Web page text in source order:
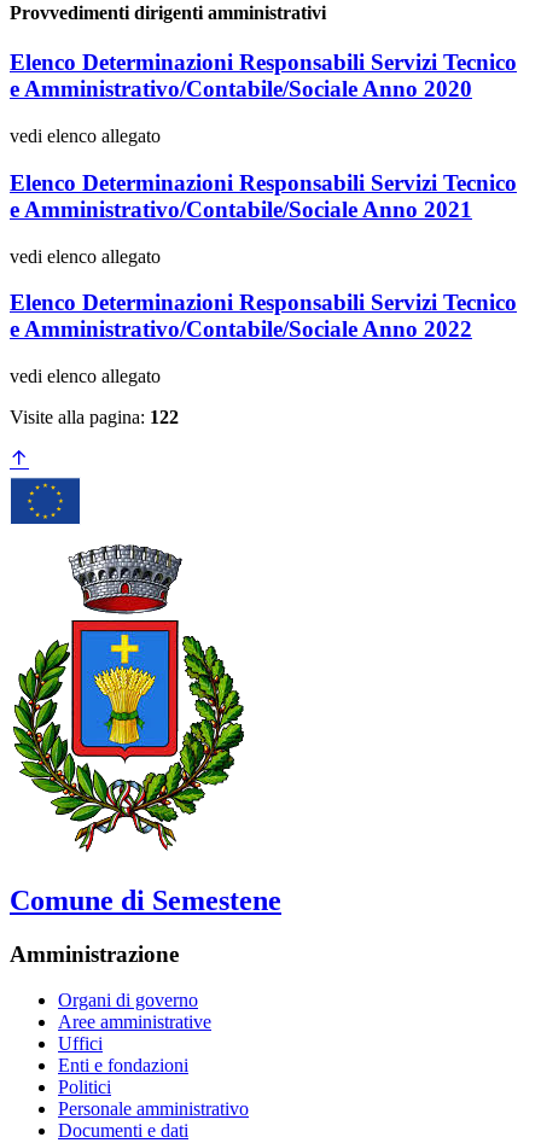
Provvedimenti dirigenti amministrativi
Elenco Determinazioni Responsabili Servizi Tecnico
e Amministrativo/Contabile/Sociale Anno 2020
vedi elenco allegato
Elenco Determinazioni Responsabili Servizi Tecnico
e Amministrativo/Contabile/Sociale Anno 2021
vedi elenco allegato
Elenco Determinazioni Responsabili Servizi Tecnico
e Amministrativo/Contabile/Sociale Anno 2022
vedi elenco allegato
Visite alla pagina: 122
Comune di Semestene
Amministrazione
Organi di governo
Aree amministrative
Uffici
Enti e fondazioni
Politici
Personale amministrativo
Documenti e dati